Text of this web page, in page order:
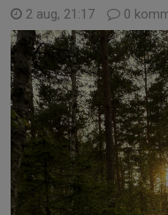
2 aug, 21:17 0